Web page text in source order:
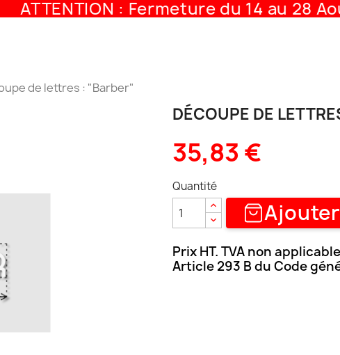
ATTENTION : Fermeture du 14 au 28 Aout
de lettres : "Barber"
DÉCOUPE DE
35,83 €
Quantité
Prix HT. TVA non applicable
Article 293 B du Code